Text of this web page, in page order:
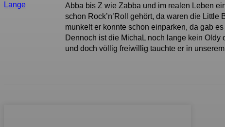
Abba bis Z wie Zabba und im realen Leben
schon Rock’n’Roll gehört, da waren die
munkelt er konnte schon einparken, da gab
Dennoch ist die MichaL noch lange kein
und doch völlig freiwillig tauchte er in